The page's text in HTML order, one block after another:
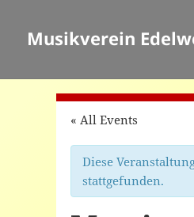
Musikverein
« All Events
Diese
stattgefunden.